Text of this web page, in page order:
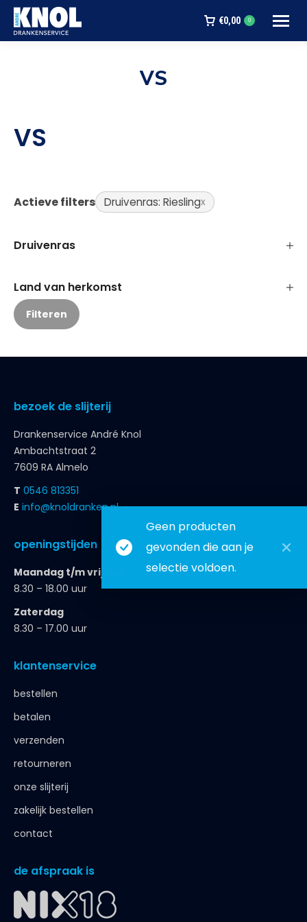
€0,00 0
VS
Geen producten
gevonden die aan je
selectie voldoen.
VS
Actieve filters Druivenras: Riesling
Druivenras
Land van herkomst
Filteren
bezoek de slijterij
Drankenservice André Knol
Ambachtstraat 2
7609 RA Almelo
T 0546 813351
E info@knoldranken.nl
openingstijden
Maandag t/m vrijdag
8.30 – 18.00 uur
Zaterdag
8.30 – 17.00 uur
klantenservice
bestellen
betalen
verzenden
retourneren
onze slijterij
zakelijk bestellen
contact
de afspraak is